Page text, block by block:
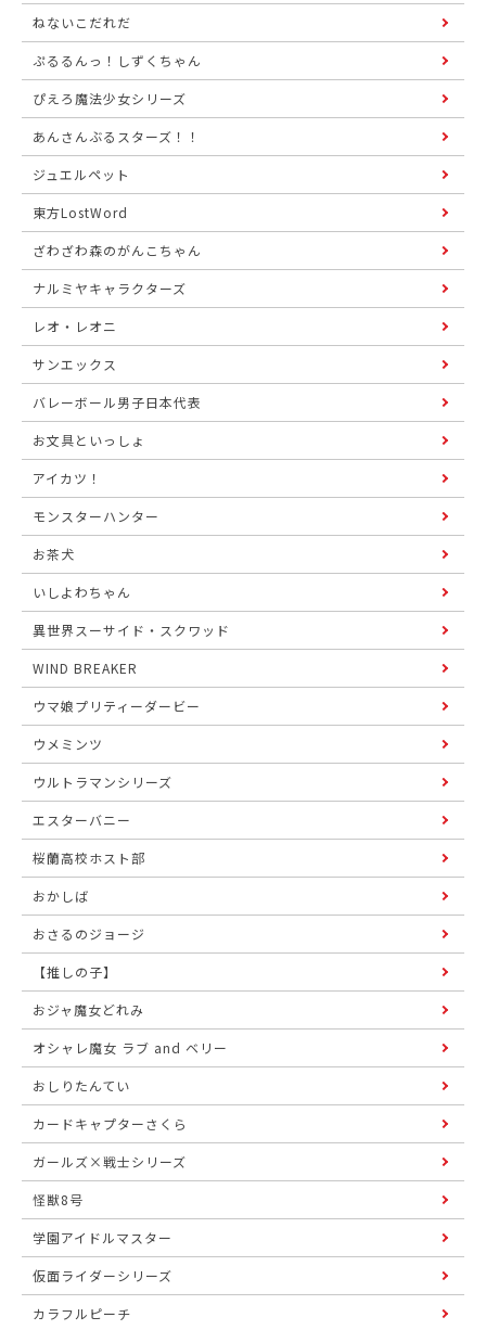
ねないこだれだ
ぷるるんっ！しずくちゃん
ぴえろ魔法少女シリーズ
あんさんぶるスターズ！！
ジュエルペット
東方LostWord
ざわざわ森のがんこちゃん
ナルミヤキャラクターズ
レオ・レオニ
サンエックス
バレーボール男子日本代表
お文具といっしょ
アイカツ！
モンスターハンター
お茶犬
いしよわちゃん
異世界スーサイド・スクワッド
WIND BREAKER
ウマ娘プリティーダービー
ウメミンツ
ウルトラマンシリーズ
エスターバニー
桜蘭高校ホスト部
おかしば
おさるのジョージ
【推しの子】
おジャ魔女どれみ
オシャレ魔女 ラブ and ベリー
おしりたんてい
カードキャプターさくら
ガールズ×戦士シリーズ
怪獣8号
学園アイドルマスター
仮面ライダーシリーズ
カラフルピーチ